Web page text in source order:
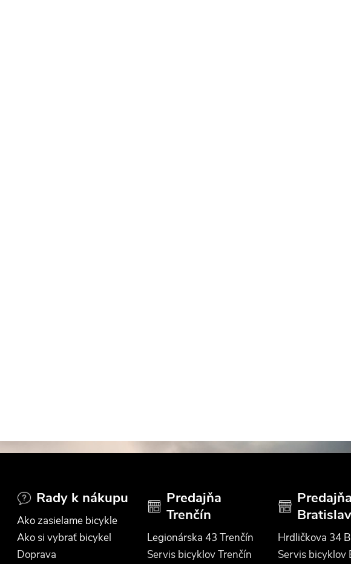
Rady k nákupu
Ako zasielame bicykle
Ako si vybrať bicykel
Doprava
Predajňa
Trenčín
Legionárska 43 Trenčín
Servis bicyklov Trenčín
Predajňa
Hrdličkova 34
Servis bicyklov